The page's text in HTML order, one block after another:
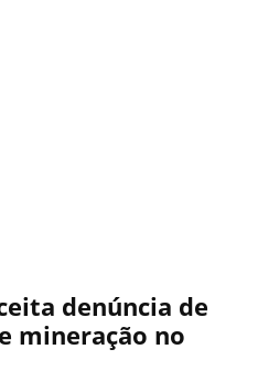
denúncia de
mineração no